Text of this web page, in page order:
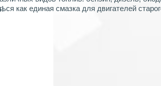
как единая смазка для двигателей